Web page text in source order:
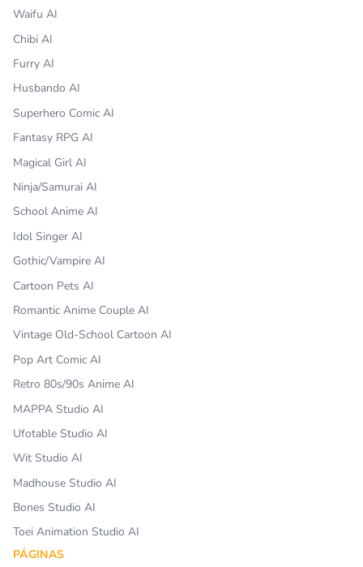
Waifu AI
Chibi AI
Furry AI
Husbando AI
Superhero Comic AI
Fantasy RPG AI
Magical Girl AI
Ninja/Samurai AI
School Anime AI
Idol Singer AI
Gothic/Vampire AI
Cartoon Pets AI
Romantic Anime Couple AI
Vintage Old-School Cartoon AI
Pop Art Comic AI
Retro 80s/90s Anime AI
MAPPA Studio AI
Ufotable Studio AI
Wit Studio AI
Madhouse Studio AI
Bones Studio AI
Toei Animation Studio AI
PÁGINAS